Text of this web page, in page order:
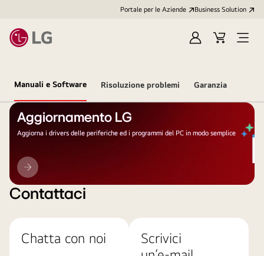
Portale per le Aziende Business Solution
AccediCart
Open
Manuali e Software Risoluzione problemi Garanzia
Aggiornamento LG
Aggiorna i drivers delle periferiche ed i programmi del PC in modo semplice
Aggiornamento
LG
Contattaci
Chatta con noi
Scrivici